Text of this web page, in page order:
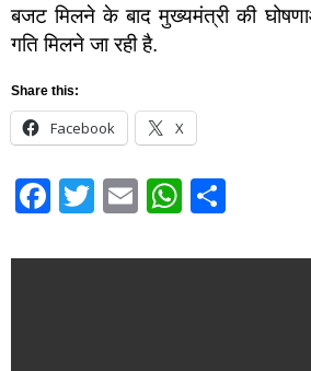
बजट मिलने के बाद मुख्यमंत्री की
गति मिलने जा रही है.
Share this:
Facebook X
Facebook
Twitter
Email